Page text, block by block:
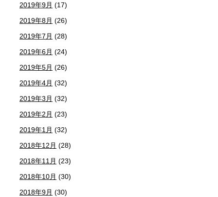
2019年9月 (17)
2019年8月 (26)
2019年7月 (28)
2019年6月 (24)
2019年5月 (26)
2019年4月 (32)
2019年3月 (32)
2019年2月 (23)
2019年1月 (32)
2018年12月 (28)
2018年11月 (23)
2018年10月 (30)
2018年9月 (30)